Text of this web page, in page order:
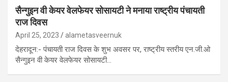
सैन्गुइन वी केयर वेलफेयर सोसायटी ने मनाया राष्ट्रीय पंचायती
राज दिवस
April 25, 2023 alametasveernuk
देहरादून:- पंचायती राज दिवस के शुभ अवसर पर, राष्ट्रीय स्तरीय एन.जी.ओ
सैन्गुइन वी केयर वेलफेयर सोसायटी…